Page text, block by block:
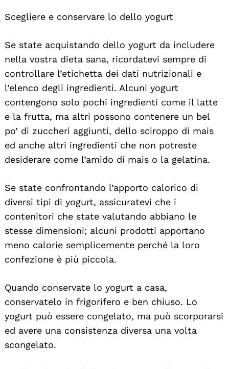
Scegliere e conservare lo dello yogurt
Se state acquistando dello yogurt da includere
nella vostra dieta sana, ricordatevi sempre di
controllare l’etichetta dei dati nutrizionali e
l’elenco degli ingredienti. Alcuni yogurt
contengono solo pochi ingredienti come il latte
e la frutta, ma altri possono contenere un bel
po’ di zuccheri aggiunti, dello sciroppo di mais
ed anche altri ingredienti che non potreste
desiderare come l’amido di mais o la gelatina.
Se state confrontando l’apporto calorico di
diversi tipi di yogurt, assicuratevi che i
contenitori che state valutando abbiano le
stesse dimensioni; alcuni prodotti apportano
meno calorie semplicemente perché la loro
confezione è più piccola.
Quando conservate lo yogurt a casa,
conservatelo in frigorifero e ben chiuso. Lo
yogurt può essere congelato, ma può scorporarsi
ed avere una consistenza diversa una volta
scongelato.